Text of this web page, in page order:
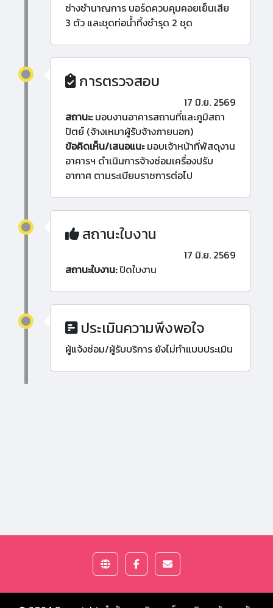
ช่างชำนาญการ บอร์ดควบคุมคอยเย็นเสีย
3 ตัว และชุดท่อน้ำทิ้งชำรุด 2 ชุด
การตรวจสอบ
17 มิ.ย. 2569
สถานะ:มอบงานอาคารสถานที่และภูมิสถา
ปัตย์ (จ้างเหมาผู้รับจ้างภายนอก)
ข้อคิดเห็น/เสนอแนะมอบเจ้าหน้าที่พัสดุงาน
อาคารฯ ดำเนินการจ้างซ่อมเครื่องปรับ
อากาศ ตามระเบียบราชการต่อไป
สถานะใบงาน
17 มิ.ย. 2569
สถานะใบงาน:ปิดใบงาน
ประเมินความพึงพอใจ
ผู้แจ้งซ่อม/ผู้รับบริการ ยังไม่ทำแบบประเมิน